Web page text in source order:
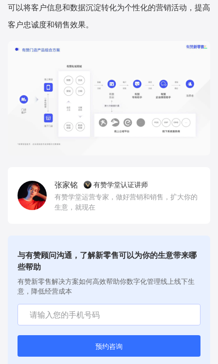
可以将客户信息和数据沉淀转化为个性化的营销活动，提高
客户忠诚度和销售效果。
张家铭
有赞学堂认证讲师
有赞学堂运营专家，做好营销和销售，扩大你的
生意，就现在
与有赞顾问沟通，了解新零售可以为你的生意带来哪
些帮助
有赞新零售解决方案如何高效帮助你数字化管理线上线下生
意，降低经营成本
预约咨询